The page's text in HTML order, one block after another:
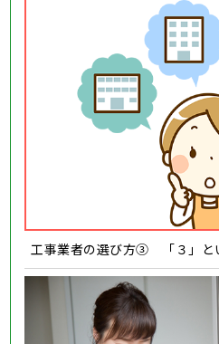
工事業者の選び方③ 「３」と